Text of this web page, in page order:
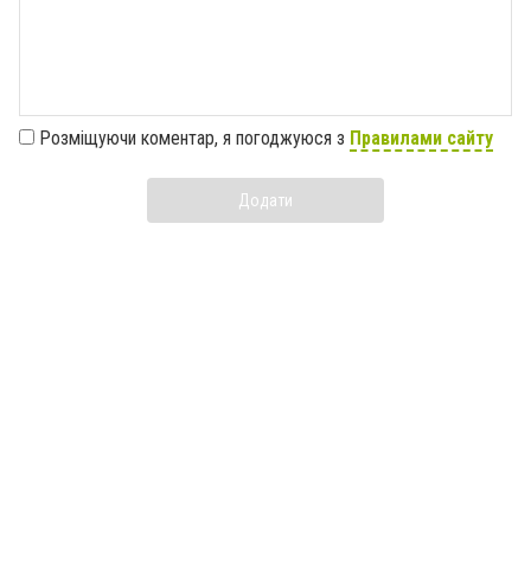
Розміщуючи коментар, я погоджуюся з Правилами сайту
Додати